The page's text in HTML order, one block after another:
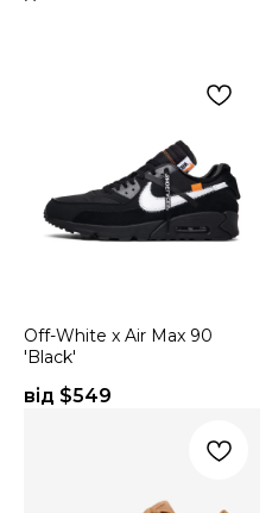
Off-White x Air Max 90
'Black'
від $549